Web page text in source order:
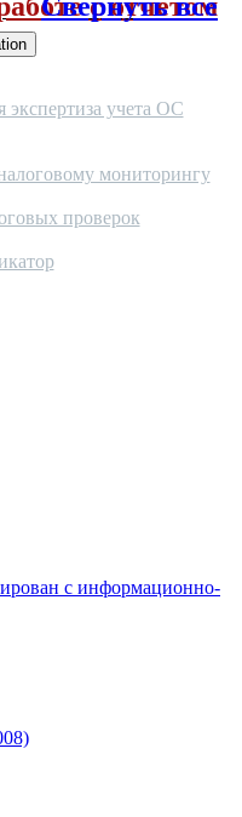
экспертиза учета ОС
мониторингу
проверок
с информационно-